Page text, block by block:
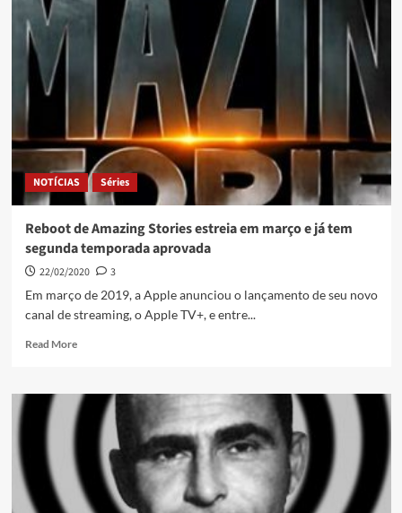
NOTÍCIAS Séries
Reboot de Amazing Stories estreia em março e já tem
segunda temporada aprovada
22/02/2020
3
Em março de 2019, a Apple anunciou o lançamento de seu novo
canal de streaming, o Apple TV+, e entre...
Read More